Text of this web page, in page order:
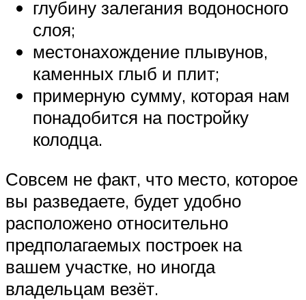
глубину залегания водоносного
слоя;
местонахождение плывунов,
каменных глыб и плит;
примерную сумму, которая нам
понадобится на постройку
колодца.
Совсем не факт, что место, которое
вы разведаете, будет удобно
расположено относительно
предполагаемых построек на
вашем участке, но иногда
владельцам везёт.